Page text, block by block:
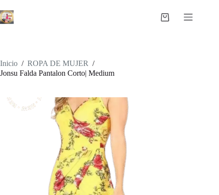
al
contenido
Carro
Inicio / ROPA DE MUJER /
Jonsu Falda Pantalon Corto| Medium